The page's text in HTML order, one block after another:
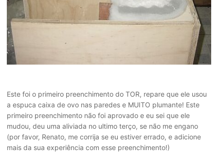
Este foi o primeiro preenchimento do TOR, repare que ele usou
a espuca caixa de ovo nas paredes e MUITO plumante! Este
primeiro preenchimento não foi aprovado e eu sei que ele
mudou, deu uma aliviada no ultimo terço, se não me engano
(por favor, Renato, me corrija se eu estiver errado, e adicione
mais da sua experiência com esse preenchimento!)